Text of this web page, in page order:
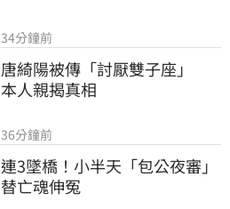
34分鐘前
唐綺陽被傳「討厭雙子座」
本人親揭真相
36分鐘前
連3墜橋！小半天「包公夜審」
替亡魂伸冤